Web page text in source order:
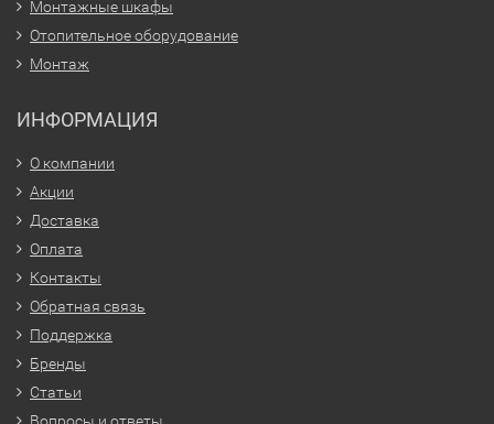
Монтажные шкафы
Отопительное оборудование
Монтаж
ИНФОРМАЦИЯ
О компании
Акции
Доставка
Оплата
Контакты
Обратная связь
Поддержка
Бренды
Статьи